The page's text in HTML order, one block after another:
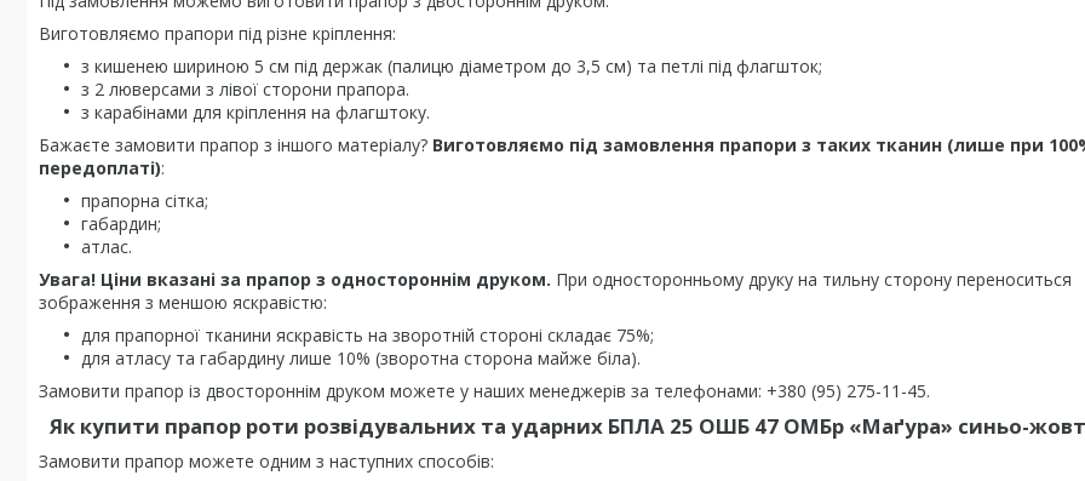
Виготовляємо прапори під різне кріплення:
з кишенею шириною 5 см під держак (палицю діаметром до 3,5 см) та петлі під флагшток;
з 2 люверсами з лівої сторони прапора.
з карабінами для кріплення на флагштоку.
Бажаєте замовити прапор з іншого матеріалу? Виготовляємо під замовлення прапори з таких тканин (лише при
передоплаті):
прапорна сітка;
габардин;
атлас.
Увага! Ціни вказані за прапор з одностороннім друком. При односторонньому друку на тильну сторону переноситься
зображення з меншою яскравістю:
для прапорної тканини яскравість на зворотній стороні складає 75%;
для атласу та габардину лише 10% (зворотна сторона майже біла).
Замовити прапор із двостороннім друком можете у наших менеджерів за телефонами: +380 (95) 275-11-45.
Як купити прапор роти розвідувальних та ударних БПЛА 25 ОШБ 47 ОМБр «Маґура» синьо-
Замовити прапор можете одним з наступних способів: